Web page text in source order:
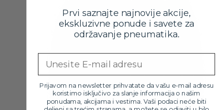
Prvi saznajte najnovije akcije,
ekskluzivne ponude i savete za
održavanje pneumatika.
Prijavom na newsletter prihvatate da vašu e-mail adresu
koristimo isključivo za slanje informacija o našim
ponudama, akcijama i vestima. Vaši podaci neće biti